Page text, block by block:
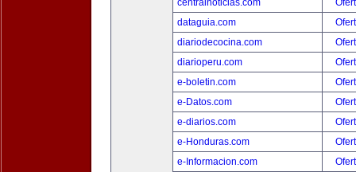
centralnoticias.com
dataguia.com
diariodecocina.com
diarioperu.com
e-boletin.com
e-Datos.com
e-diarios.com
e-Honduras.com
e-Informacion.com